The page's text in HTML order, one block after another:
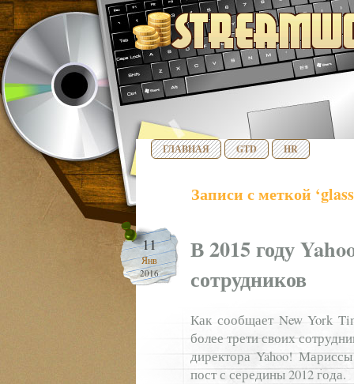
ГЛАВНАЯ GTD HR
Записи с меткой
11
Янв
2016
В 2015 году
сотрудников
Как сообщает New York
более трети своих
директора Yahoo!
пост с середины 2012 года.